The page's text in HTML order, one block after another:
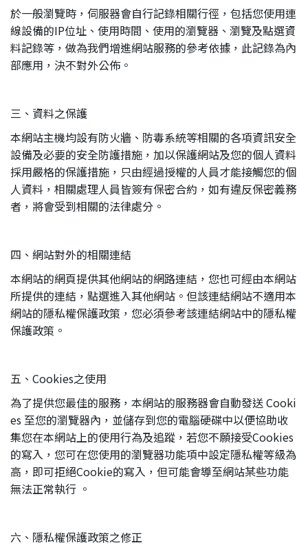
於一般瀏覽時，伺服器會自行記錄相關行徑，包括您使用連
線設備的IP位址、使用時間、使用的瀏覽器、瀏覽及點選資
料記錄等，做為我們增進網站服務的參考依據，此記錄為內
部應用，決不對外公佈。
三、資料之保護
本網站主機均設有防火牆、防毒系統等相關的各項資訊安全
設備及必要的安全防護措施，加以保護網站及您的個人資料
採用嚴格的保護措施，只由經過授權的人員才能接觸您的個
人資料，相關處理人員皆簽有保密合約，如有違反保密義務
者，將會受到相關的法律處分。
四、網站對外的相關連結
本網站的網頁提供其他網站的網路連結，您也可經由本網站
所提供的連結，點選進入其他網站。但該連結網站不適用本
網站的隱私權保護政策，您必須參考該連結網站中的隱私權
保護政策。
五、Cookies之使用
為了提供您最佳的服務，本網站的服務器會自動發送 Cooki
es 至您的瀏覽器內，並儲存到您的電腦硬碟中以便協助收
集您在本網站上的使用行為及追蹤，若您不願接受Cookies
的寫入，您可在您使用的瀏覽器功能項中設定隱私權等級為
高，即可拒絕Cookie的寫入，但可能會導至網站某些功能
無法正常執行 。
六、隱私權保護政策之修正